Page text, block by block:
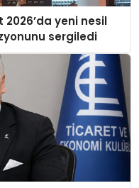
yeni nesil
sergiledi